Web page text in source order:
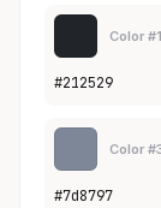
Color #1
#212529
Color
#7d8797